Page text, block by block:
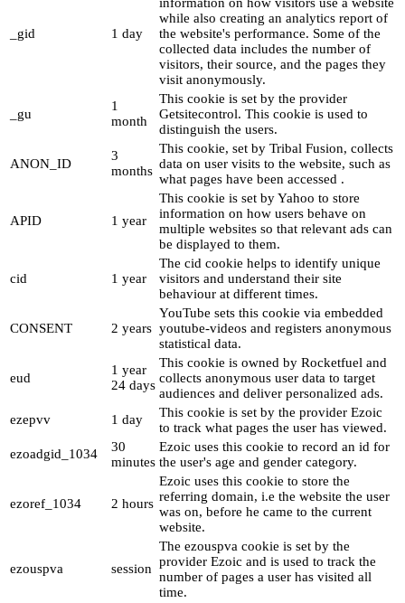
_gid 1 day
information on how visitors use a website
while also creating an analytics report of
the website's performance. Some of the
collected data includes the number of
visitors, their source, and the pages they
visit anonymously.
_gu
1
month
This cookie is set by the provider
Getsitecontrol. This cookie is used to
distinguish the users.
ANON_ID
3
months
This cookie, set by Tribal Fusion, collects
data on user visits to the website, such as
what pages have been accessed .
APID 1 year
This cookie is set by Yahoo to store
information on how users behave on
multiple websites so that relevant ads can
be displayed to them.
cid 1 year
The cid cookie helps to identify unique
visitors and understand their site
behaviour at different times.
CONSENT 2 years
YouTube sets this cookie via embedded
youtube-videos and registers anonymous
statistical data.
eud
1 year
24 days
This cookie is owned by Rocketfuel and
collects anonymous user data to target
audiences and deliver personalized ads.
ezepvv
1 day
This cookie is set by the provider Ezoic
to track what pages the user has viewed.
ezoadgid_1034
30
minutes
Ezoic uses this cookie to record an id for
the user's age and gender category.
ezoref_1034 2 hours
Ezoic uses this cookie to store the
referring domain, i.e the website the user
was on, before he came to the current
website.
ezouspva session
The ezouspva cookie is set by the
provider Ezoic and is used to track the
number of pages a user has visited all
time.